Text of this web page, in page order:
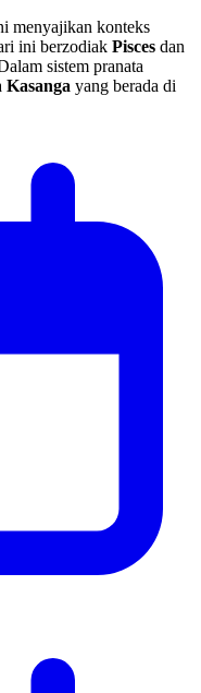
menyajikan konteks
ini berzodiak Pisces dan
sistem pranata
Kasanga yang berada di